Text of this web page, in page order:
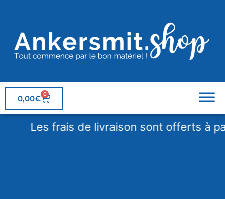
0,00€ 0
Les frais de livraison sont offerts à partir